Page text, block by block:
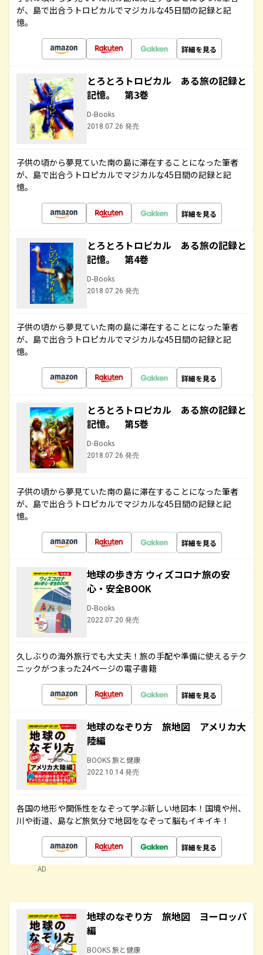
が、島で出合うトロピカルでマジカルな45日間の記録と記
憶。
詳細を見る
とろとろトロピカル ある旅の記録と
記憶。 第3巻
D-Books
2018.07.26 発売
子供の頃から夢見ていた南の島に滞在することになった筆者
が、島で出合うトロピカルでマジカルな45日間の記録と記
憶。
詳細を見る
とろとろトロピカル ある旅の記録と
記憶。 第4巻
D-Books
2018.07.26 発売
子供の頃から夢見ていた南の島に滞在することになった筆者
が、島で出合うトロピカルでマジカルな45日間の記録と記
憶。
詳細を見る
とろとろトロピカル ある旅の記録と
記憶。 第5巻
D-Books
2018.07.26 発売
子供の頃から夢見ていた南の島に滞在することになった筆者
が、島で出合うトロピカルでマジカルな45日間の記録と記
憶。
詳細を見る
地球の歩き方 ウィズコロナ旅の安
心・安全BOOK
D-Books
2022.07.20 発売
久しぶりの海外旅行でも大丈夫！旅の手配や準備に使えるテク
ニックがつまった24ページの電子書籍
詳細を見る
地球のなぞり方 旅地図 アメリカ大
陸編
BOOKS 旅と健康
2022.10.14 発売
各国の地形や関係性をなぞって学ぶ新しい地図本！国境や州、
川や街道、島など旅気分で地図をなぞって脳もイキイキ！
詳細を見る
AD
地球のなぞり方 旅地図 ヨーロッパ
編
BOOKS 旅と健康